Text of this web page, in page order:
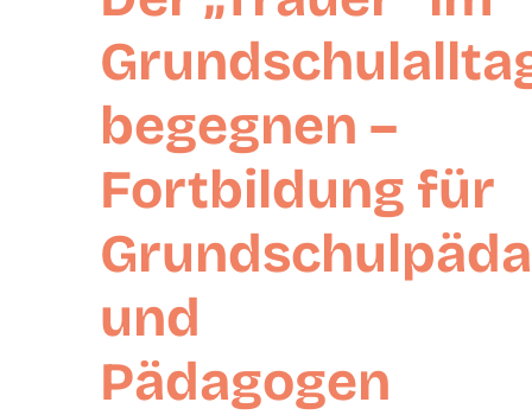
begegnen –
Fortbildung für
und
Pädagogen